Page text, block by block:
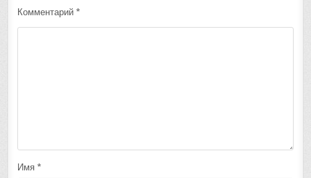
Комментарий *
Имя *